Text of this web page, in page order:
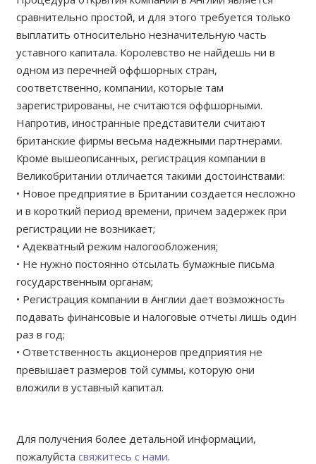
сравнительно простой, и для этого требуется только
выплатить относительно незначительную часть
уставного капитала. Королевство не найдешь ни в
одном из перечней оффшорных стран,
соответственно, компании, которые там
зарегистрированы, не считаются оффшорными.
Напротив, иностранные представители считают
британские фирмы весьма надежными партнерами.
Кроме вышеописанных, регистрация компании в
Великобритании отличается такими достоинствами:
• Новое предприятие в Британии создается несложно
и в короткий период времени, причем задержек при
регистрации не возникает;
• Адекватный режим налогообложения;
• Не нужно постоянно отсылать бумажные письма
государственным органам;
• Регистрация компании в Англии дает возможность
подавать финансовые и налоговые отчеты лишь один
раз в год;
• Ответственность акционеров предприятия не
превышает размеров той суммы, которую они
вложили в уставный капитал.
Для получения более детальной информации,
пожалуйста свяжитесь с нами.